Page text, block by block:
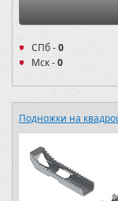
СПб -0
Мск -0
Подножки на